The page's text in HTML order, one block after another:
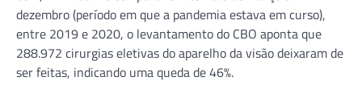
dezembro (período em que a pandemia estava em curso),
entre 2019 e 2020, o levantamento do CBO aponta que
288.972 cirurgias eletivas do aparelho da visão deixaram de
ser feitas, indicando uma queda de 46%.